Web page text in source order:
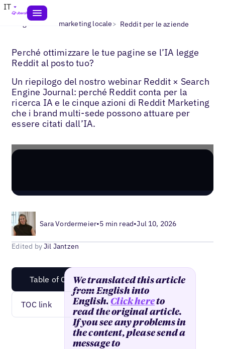
IT
Blogs> IA nel marketing locale> Reddit per le aziende
Perché ottimizzare le tue pagine se l’IA legge
Reddit al posto tuo?
Un riepilogo del nostro webinar Reddit × Search
Engine Journal: perché Reddit conta per la
ricerca IA e le cinque azioni di Reddit Marketing
che i brand multi-sede possono attuare per
essere citati dall’IA.
Sara Vordermeier•5 min read•Jul 10, 2026
Edited byJil Jantzen
Table of Content
TOC link
We translated this article
from English into
English.Click hereto
read the original article.
If you see any problems in
the content, please send a
message to